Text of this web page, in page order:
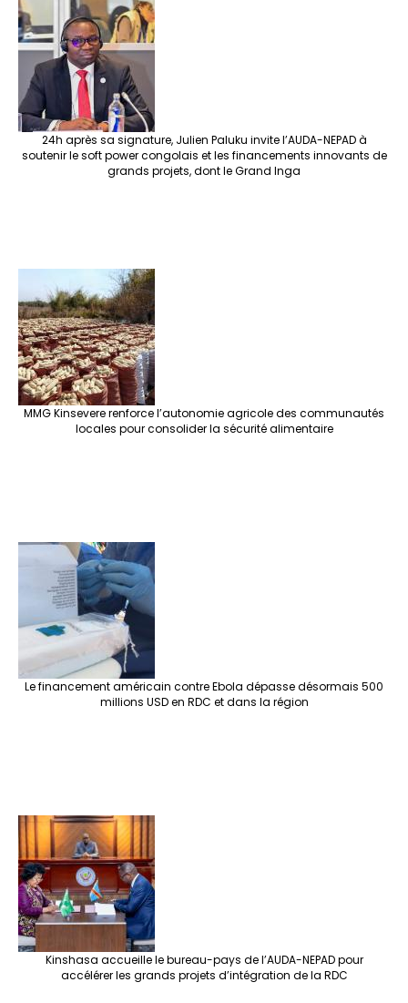
o
k
24h après sa signature, Julien Paluku invite l’AUDA-NEPAD à
soutenir le soft power congolais et les financements innovants de
grands projets, dont le Grand Inga
MMG Kinsevere renforce l’autonomie agricole des communautés
locales pour consolider la sécurité alimentaire
Le financement américain contre Ebola dépasse désormais 500
millions USD en RDC et dans la région
Kinshasa accueille le bureau-pays de l’AUDA-NEPAD pour
accélérer les grands projets d’intégration de la RDC